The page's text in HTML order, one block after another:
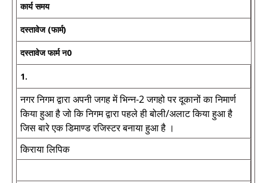
कार्य समय
दस्तावेज (फार्म)
दस्तावेज फार्म न0
1.
नगर निगम द्वारा अपनी जगह में भिन्न-2 जगहो पर दूकानों का निमार्ण
किया हुआ है जो कि निगम द्वारा पहले ही बोली/अलाट किया हुआ है
जिस बारे एक डिमाण्ड रजिस्टर बनाया हुआ है ।
किराया लिपिक